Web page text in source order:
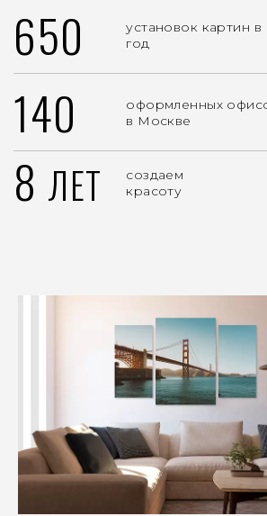
650
установок картин
год
140
оформленных
в Москве
8 ЛЕТ
создаем
красоту